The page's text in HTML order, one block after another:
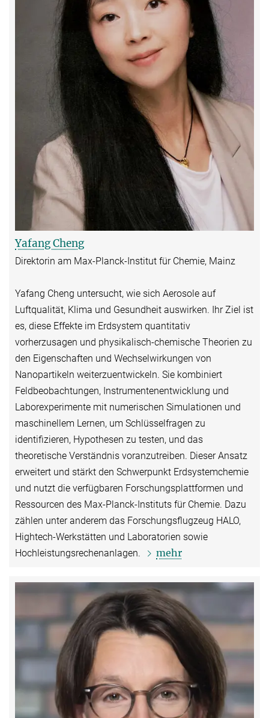
Yafang Cheng
Direktorin am Max-Planck-Institut für Chemie, Mainz
​​Yafang Cheng untersucht, wie sich Aerosole auf
Luftqualität, Klima und Gesundheit auswirken. Ihr Ziel ist
es, diese Effekte im Erdsystem quantitativ
vorherzusagen und physikalisch-chemische Theorien zu
den Eigenschaften und Wechselwirkungen von
Nanopartikeln weiterzuentwickeln.​​ Sie kombiniert
Feldbeobachtungen, Instrumentenentwicklung und
Laborexperimente mit numerischen Simulationen und
maschinellem Lernen, um Schlüsselfragen zu
identifizieren, Hypothesen zu testen, und das
theoretische Verständnis voranzutreiben. Dieser Ansatz
erweitert und stärkt den Schwerpunkt Erdsystemchemie
und nutzt die verfügbaren Forschungsplattformen und
Ressourcen des Max-Planck-Instituts für Chemie. Dazu
zählen unter anderem das Forschungsflugzeug HALO,
Hightech-Werkstätten und Laboratorien sowie
Hochleistungsrechenanlagen.
mehr